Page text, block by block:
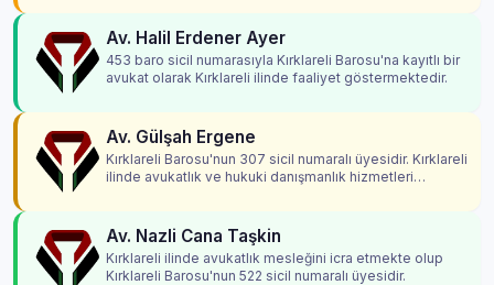
Av. Halil Erdener Ayer
453 baro sicil numarasıyla Kırklareli Barosu'na kayıtlı bir
avukat olarak Kırklareli ilinde faaliyet göstermektedir.
Av. Gülşah Ergene
Kırklareli Barosu'nun 307 sicil numaralı üyesidir. Kırklareli
ilinde avukatlık ve hukuki danışmanlık hizmetleri
Av. Nazli Cana Taşkin
Kırklareli ilinde avukatlık mesleğini icra etmekte olup
Kırklareli Barosu'nun 522 sicil numaralı üyesidir.